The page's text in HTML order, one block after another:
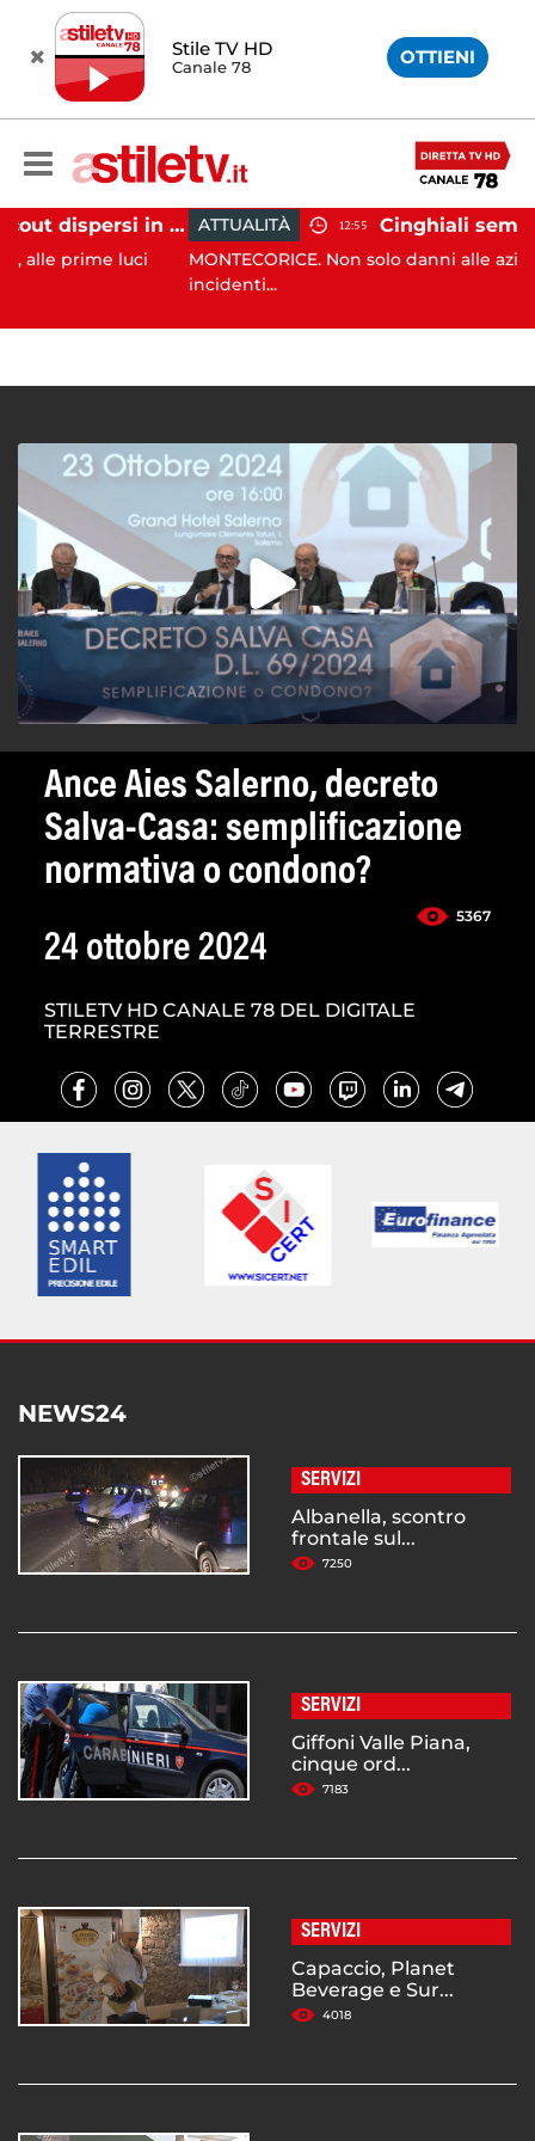
Stile TV HD
Canale 78 OTTIENI
Tramonti, 19 scout dispersi in montagna salvati dai vigili del fuoco
luci
ATTUALITÀ 12:55
MONTECORICE. Non solo danni alle aziende
incidenti...
Ance Aies Salerno, decreto
Salva-Casa: semplificazione
normativa o condono?
5367
24 ottobre 2024
STILETV HD CANALE 78 DEL DIGITALE
TERRESTRE
NEWS24
SERVIZI
Albanella, scontro
frontale sul...
7250
SERVIZI
Giffoni Valle Piana,
cinque ord...
7183
SERVIZI
Capaccio, Planet
Beverage e Sur...
4018